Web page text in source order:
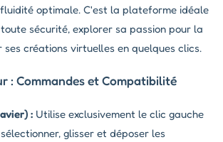
optimale. C'est la plateforme idéale
sécurité, explorer sa passion pour la
créations virtuelles en quelques clics.
: Commandes et Compatibilité
: Utilise exclusivement le clic gauche
glisser et déposer les